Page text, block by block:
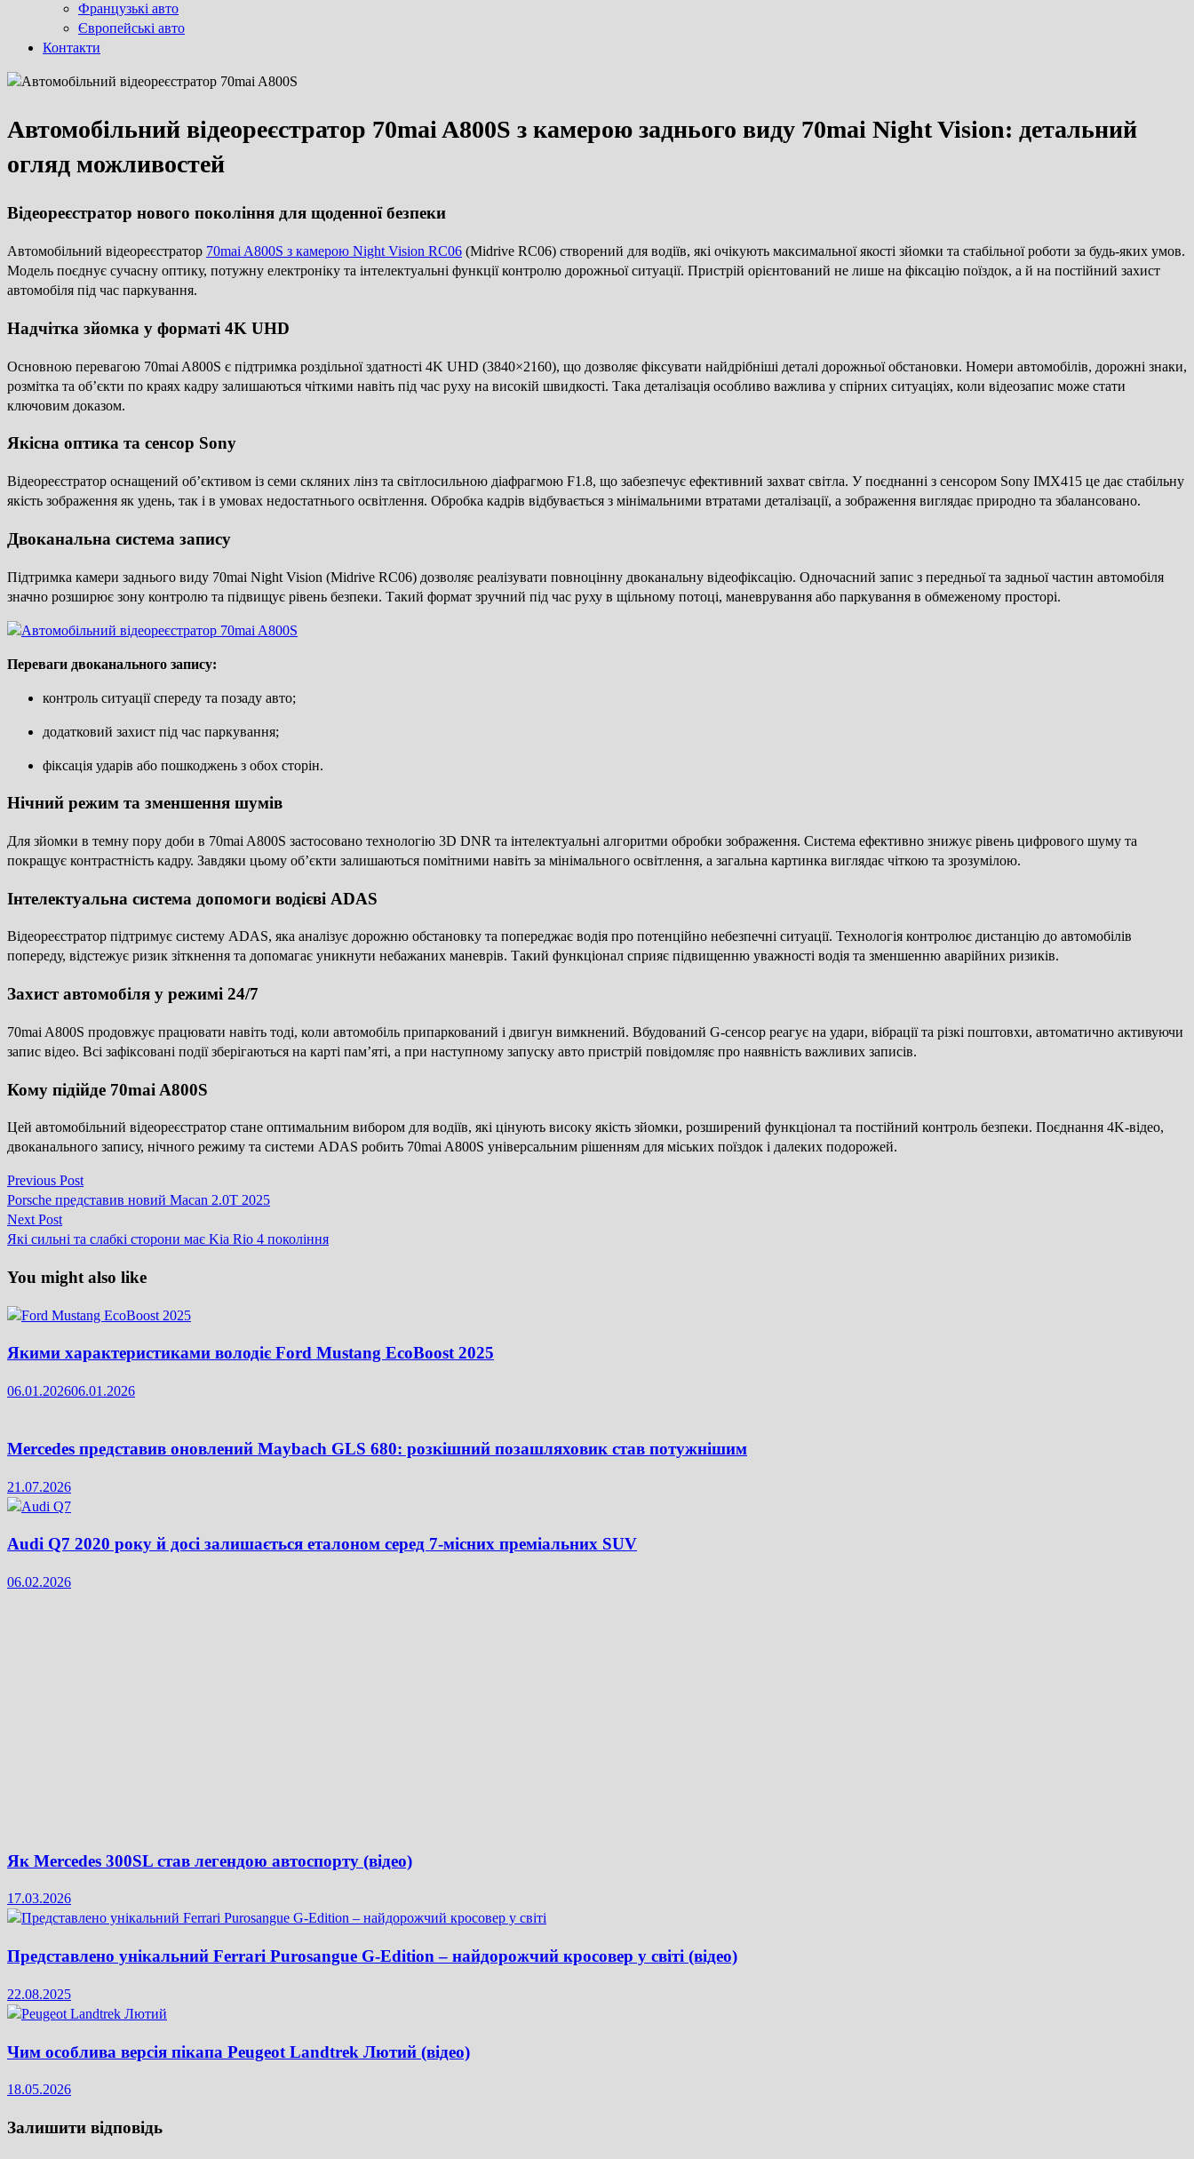
Французькі авто
Європейські авто
Контакти
Автомобільний відеореєстратор 70mai A800S з камерою заднього виду 70mai Night Vision: детальний
огляд можливостей
Відеореєстратор нового покоління для щоденної безпеки
Автомобільний відеореєстратор 70mai A800S з камерою Night Vision RC06 (Midrive RC06) створений для водіїв, які очікують максимальної якості зйомки та стабільної роботи за будь-яких умов.
Модель поєднує сучасну оптику, потужну електроніку та інтелектуальні функції контролю дорожньої ситуації. Пристрій орієнтований не лише на фіксацію поїздок, а й на постійний захист
автомобіля під час паркування.
Надчітка зйомка у форматі 4K UHD
Основною перевагою 70mai A800S є підтримка роздільної здатності 4K UHD (3840×2160), що дозволяє фіксувати найдрібніші деталі дорожньої обстановки. Номери автомобілів, дорожні знаки,
розмітка та об’єкти по краях кадру залишаються чіткими навіть під час руху на високій швидкості. Така деталізація особливо важлива у спірних ситуаціях, коли відеозапис може стати
ключовим доказом.
Якісна оптика та сенсор Sony
Відеореєстратор оснащений об’єктивом із семи скляних лінз та світлосильною діафрагмою F1.8, що забезпечує ефективний захват світла. У поєднанні з сенсором Sony IMX415 це дає стабільну
якість зображення як удень, так і в умовах недостатнього освітлення. Обробка кадрів відбувається з мінімальними втратами деталізації, а зображення виглядає природно та збалансовано.
Двоканальна система запису
Підтримка камери заднього виду 70mai Night Vision (Midrive RC06) дозволяє реалізувати повноцінну двоканальну відеофіксацію. Одночасний запис з передньої та задньої частин автомобіля
значно розширює зону контролю та підвищує рівень безпеки. Такий формат зручний під час руху в щільному потоці, маневрування або паркування в обмеженому просторі.
Переваги двоканального запису:
контроль ситуації спереду та позаду авто;
додатковий захист під час паркування;
фіксація ударів або пошкоджень з обох сторін.
Нічний режим та зменшення шумів
Для зйомки в темну пору доби в 70mai A800S застосовано технологію 3D DNR та інтелектуальні алгоритми обробки зображення. Система ефективно знижує рівень цифрового шуму та
покращує контрастність кадру. Завдяки цьому об’єкти залишаються помітними навіть за мінімального освітлення, а загальна картинка виглядає чіткою та зрозумілою.
Інтелектуальна система допомоги водієві ADAS
Відеореєстратор підтримує систему ADAS, яка аналізує дорожню обстановку та попереджає водія про потенційно небезпечні ситуації. Технологія контролює дистанцію до автомобілів
попереду, відстежує ризик зіткнення та допомагає уникнути небажаних маневрів. Такий функціонал сприяє підвищенню уважності водія та зменшенню аварійних ризиків.
Захист автомобіля у режимі 24/7
70mai A800S продовжує працювати навіть тоді, коли автомобіль припаркований і двигун вимкнений. Вбудований G-сенсор реагує на удари, вібрації та різкі поштовхи, автоматично активуючи
запис відео. Всі зафіксовані події зберігаються на карті пам’яті, а при наступному запуску авто пристрій повідомляє про наявність важливих записів.
Кому підійде 70mai A800S
Цей автомобільний відеореєстратор стане оптимальним вибором для водіїв, які цінують високу якість зйомки, розширений функціонал та постійний контроль безпеки. Поєднання 4K-відео,
двоканального запису, нічного режиму та системи ADAS робить 70mai A800S універсальним рішенням для міських поїздок і далеких подорожей.
Навігація
записів
Previous PostPrevious
post:
Porsche представив новий Macan 2.0T 2025
Next PostNext
post:
Які сильні та слабкі сторони має Kia Rio 4 покоління
You might also like
Якими характеристиками володіє Ford Mustang EcoBoost 2025
06.01.202606.01.2026
Mercedes представив оновлений Maybach GLS 680: розкішний позашляховик став потужнішим
21.07.2026
Audi Q7 2020 року й досі залишається еталоном серед 7-місних преміальних SUV
06.02.2026
Як Mercedes 300SL став легендою автоспорту (відео)
17.03.2026
Представлено унікальний Ferrari Purosangue G-Edition – найдорожчий кросовер у світі (відео)
22.08.2025
Чим особлива версія пікапа Peugeot Landtrek Лютий (відео)
18.05.2026
Залишити відповідь